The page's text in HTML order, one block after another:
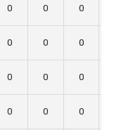
0 0 0
0 0 0
0 0 0
0 0 0